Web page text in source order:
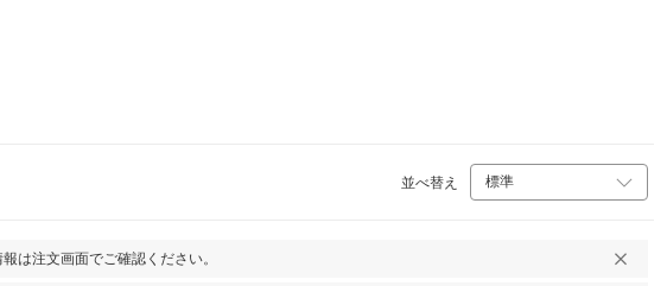
並べ替え
は注文画面でご確認ください。